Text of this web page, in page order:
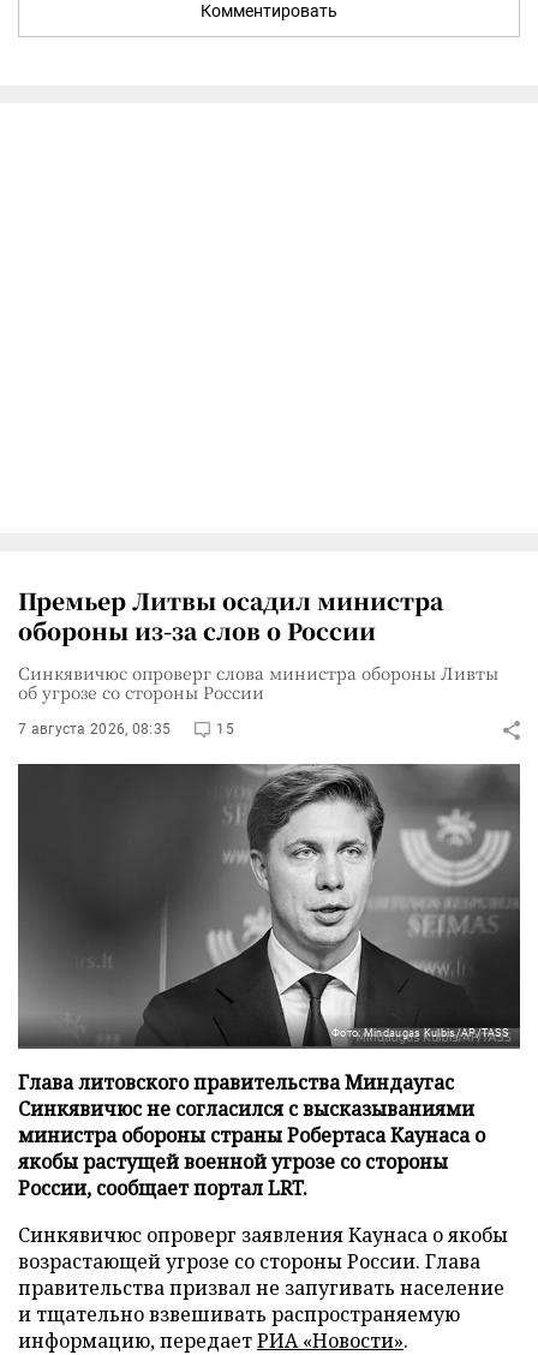
Комментировать
Премьер Литвы осадил министра
обороны из-за слов о России
Синкявичюс опроверг слова министра обороны Ливты
об угрозе со стороны России
7 августа 2026, 08:35 15
Фото: Mindaugas Kulbis/AP/TASS
Глава литовского правительства Миндаугас
Синкявичюс не согласился с высказываниями
министра обороны страны Робертаса Каунаса о
якобы растущей военной угрозе со стороны
России, сообщает портал LRT.
Синкявичюс опроверг заявления Каунаса о якобы
возрастающей угрозе со стороны России. Глава
правительства призвал не запугивать население
и тщательно взвешивать распространяемую
информацию, передаетРИА «Новости».